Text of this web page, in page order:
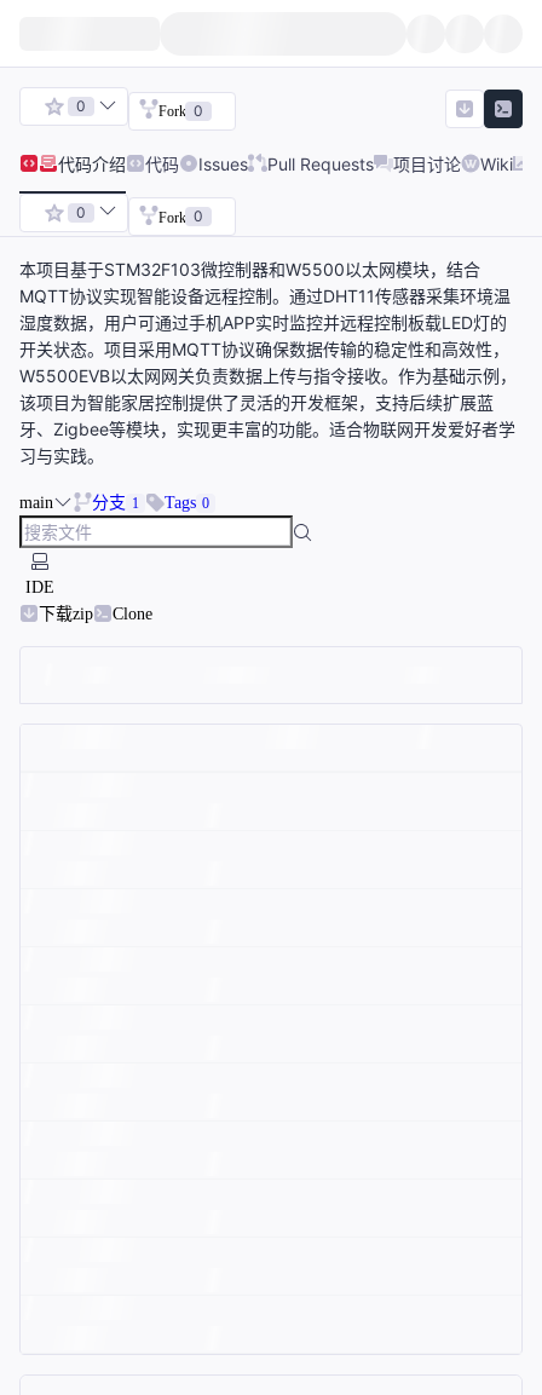
0 Fork 0
代码介绍 代码 Issues Pull Requests 项目讨论 Wiki
0 Fork 0
本项目基于STM32F103微控制器和W5500以太网模块，结合
MQTT协议实现智能设备远程控制。通过DHT11传感器采集环境温
湿度数据，用户可通过手机APP实时监控并远程控制板载LED灯的
开关状态。项目采用MQTT协议确保数据传输的稳定性和高效性，
W5500EVB以太网网关负责数据上传与指令接收。作为基础示例，
该项目为智能家居控制提供了灵活的开发框架，支持后续扩展蓝
牙、Zigbee等模块，实现更丰富的功能。适合物联网开发爱好者学
习与实践。
main 分支 1 Tags 0
IDE
下载zip
Clone